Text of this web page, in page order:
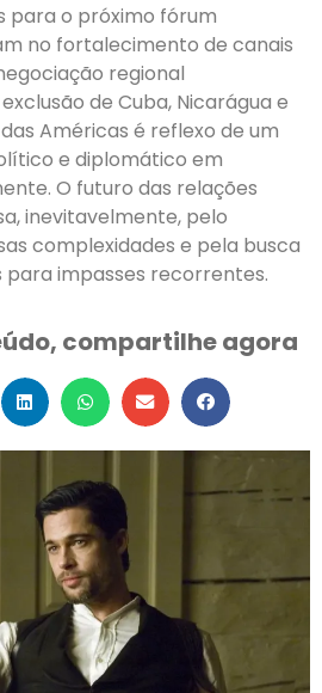
para o próximo fórum
no fortalecimento de canais
regional
de Cuba, Nicarágua e
Américas é reflexo de um
e diplomático em
O futuro das relações
inevitavelmente, pelo
complexidades e pela busca
para impasses recorrentes.
compartilhe agora